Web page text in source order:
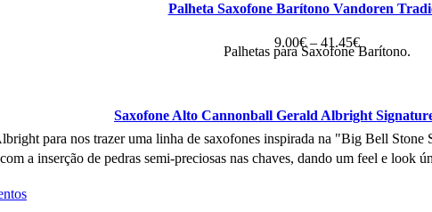
Palheta Saxofone Barítono Vandoren
9.00€ – 41.45€Price
range:
41.45€
Palhetas para Saxofone Barítono.
Saxofone Alto Cannonball Gerald Albright
para nos trazer uma linha de saxofones inspirada na "Big Bell Stone
com a inserção de pedras semi-preciosas nas chaves, dando um feel e look